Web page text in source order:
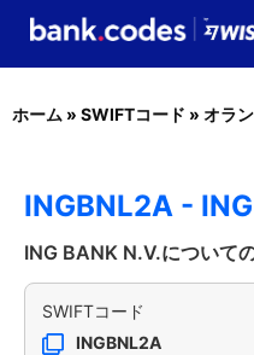
ホーム » SWIFTコード » オラ
INGBNL2A -
ING BANK N.V.について
SWIFTコード
INGBNL2A